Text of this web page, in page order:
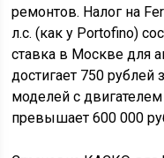
ремонтов. Налог на
л.с. (как у Portofino)
ставка в Москве для
достигает 750
моделей с двигателем
превышает 600 000